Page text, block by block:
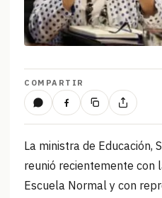
COMPARTIR
La ministra de Educación,
reunió recientemente con
Escuela Normal y con